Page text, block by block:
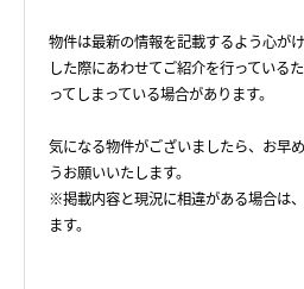
物件は最新の情報を記載するよう心が
した際にあわせてご紹介を行っている
ってしまっている場合があります。
気になる物件がございましたら、お早
うお願いいたします。
※掲載内容と現況に相違がある場合は
ます。